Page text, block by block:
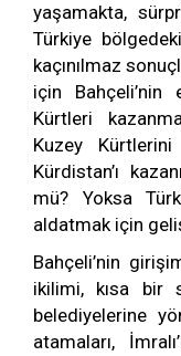
yaşamakta,
Türkiye
kaçınılmaz
için Bahçeli’nin
Kürtleri
Kuzey
Kürdistan’ı
mü? Yoksa
aldatmak için
Bahçeli’nin
ikilimi, kısa bir
belediyelerine
atamaları,